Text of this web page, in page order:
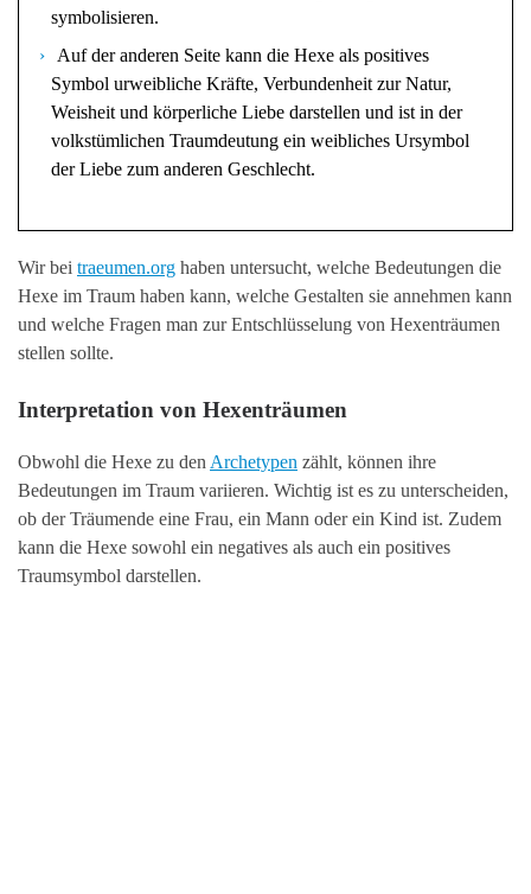
symbolisieren.
Auf der anderen Seite kann die Hexe als positives
Symbol urweibliche Kräfte, Verbundenheit zur Natur,
Weisheit und körperliche Liebe darstellen und ist in der
volkstümlichen Traumdeutung ein weibliches Ursymbol
der Liebe zum anderen Geschlecht.
Wir bei traeumen.org haben untersucht, welche Bedeutungen die
Hexe im Traum haben kann, welche Gestalten sie annehmen kann
und welche Fragen man zur Entschlüsselung von Hexenträumen
stellen sollte.
Interpretation von Hexenträumen
Obwohl die Hexe zu den Archetypen zählt, können ihre
Bedeutungen im Traum variieren. Wichtig ist es zu unterscheiden,
ob der Träumende eine Frau, ein Mann oder ein Kind ist. Zudem
kann die Hexe sowohl ein negatives als auch ein positives
Traumsymbol darstellen.